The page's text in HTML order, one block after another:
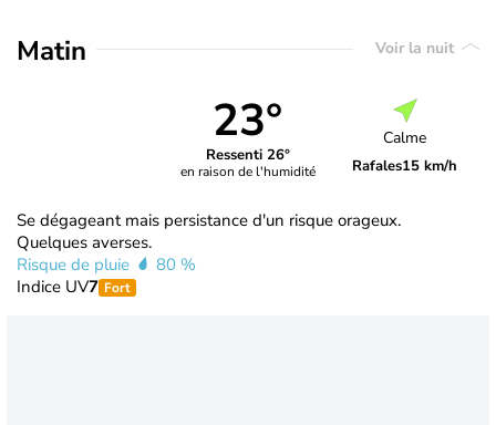
Matin Voir la nuit
23°
Ressenti 26°
en raison de l'humidité
Calme
Rafales15 km/h
Se dégageant mais persistance d'un risque orageux.
Quelques averses.
Risque de pluie
80 %
Indice UV7 Fort